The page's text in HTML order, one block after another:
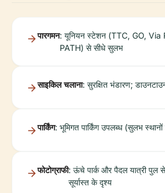
पारगमन: यूनियन स्टेशन (TTC, GO, Via
PATH) से सीधे सुलभ
साइकिल चलाना: सुरक्षित भंडारण;
पार्किंग: भूमिगत पार्किंग उपलब्ध (सुलभ
फोटोग्राफी: ऊंचे पार्क और पैदल यात्री पुल
सूर्यास्त के दृश्य